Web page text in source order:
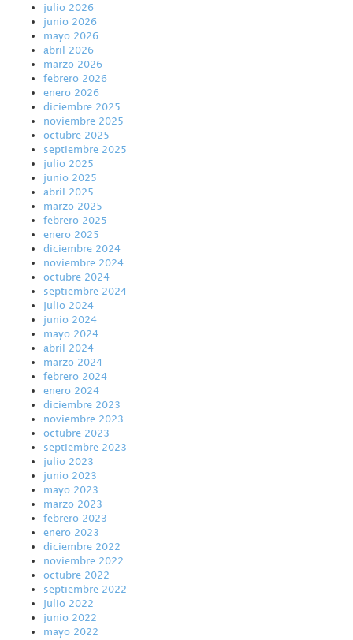
julio 2026
junio 2026
mayo 2026
abril 2026
marzo 2026
febrero 2026
enero 2026
diciembre 2025
noviembre 2025
octubre 2025
septiembre 2025
julio 2025
junio 2025
abril 2025
marzo 2025
febrero 2025
enero 2025
diciembre 2024
noviembre 2024
octubre 2024
septiembre 2024
julio 2024
junio 2024
mayo 2024
abril 2024
marzo 2024
febrero 2024
enero 2024
diciembre 2023
noviembre 2023
octubre 2023
septiembre 2023
julio 2023
junio 2023
mayo 2023
marzo 2023
febrero 2023
enero 2023
diciembre 2022
noviembre 2022
octubre 2022
septiembre 2022
julio 2022
junio 2022
mayo 2022